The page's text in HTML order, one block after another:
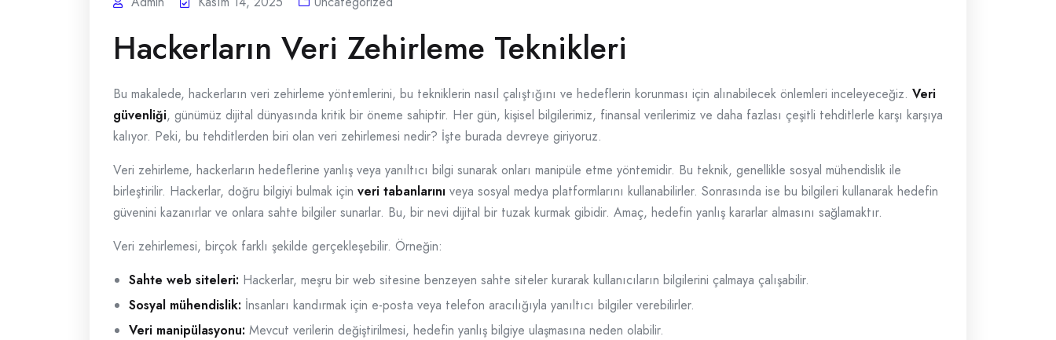
Hackerların Veri Zehirleme Teknikleri
Bu makalede, hackerların veri zehirleme yöntemlerini, bu tekniklerin nasıl çalıştığını ve hedeflerin korunması için alınabilecek önlemleri inceleyeceğiz. Veri
güvenliği, günümüz dijital dünyasında kritik bir öneme sahiptir. Her gün, kişisel bilgilerimiz, finansal verilerimiz ve daha fazlası çeşitli tehditlerle karşı karşıya
kalıyor. Peki, bu tehditlerden biri olan veri zehirlemesi nedir? İşte burada devreye giriyoruz.
Veri zehirleme, hackerların hedeflerine yanlış veya yanıltıcı bilgi sunarak onları manipüle etme yöntemidir. Bu teknik, genellikle sosyal mühendislik ile
birleştirilir. Hackerlar, doğru bilgiyi bulmak için veri tabanlarını veya sosyal medya platformlarını kullanabilirler. Sonrasında ise bu bilgileri kullanarak hedefin
güvenini kazanırlar ve onlara sahte bilgiler sunarlar. Bu, bir nevi dijital bir tuzak kurmak gibidir. Amaç, hedefin yanlış kararlar almasını sağlamaktır.
Veri zehirlemesi, birçok farklı şekilde gerçekleşebilir. Örneğin:
Sahte web siteleri: Hackerlar, meşru bir web sitesine benzeyen sahte siteler kurarak kullanıcıların bilgilerini çalmaya çalışabilir.
Sosyal mühendislik: İnsanları kandırmak için e-posta veya telefon aracılığıyla yanıltıcı bilgiler verebilirler.
Veri manipülasyonu: Mevcut verilerin değiştirilmesi, hedefin yanlış bilgiye ulaşmasına neden olabilir.